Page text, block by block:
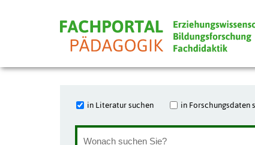
in Literatur suchen in Forschungsdaten